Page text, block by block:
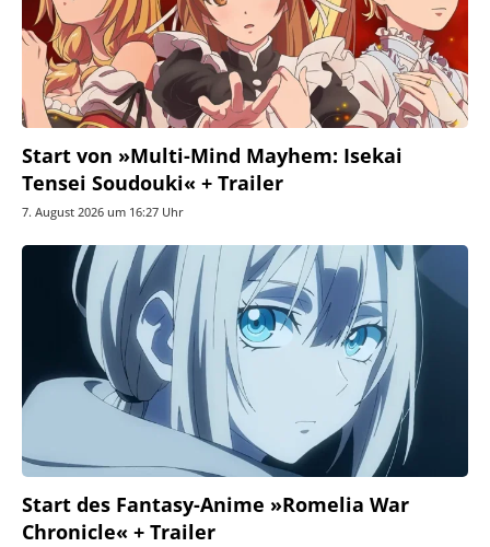
Start von »Multi-Mind Mayhem: Isekai
Tensei Soudouki« + Trailer
7. August 2026 um 16:27 Uhr
Start des Fantasy-Anime »Romelia War
Chronicle« + Trailer